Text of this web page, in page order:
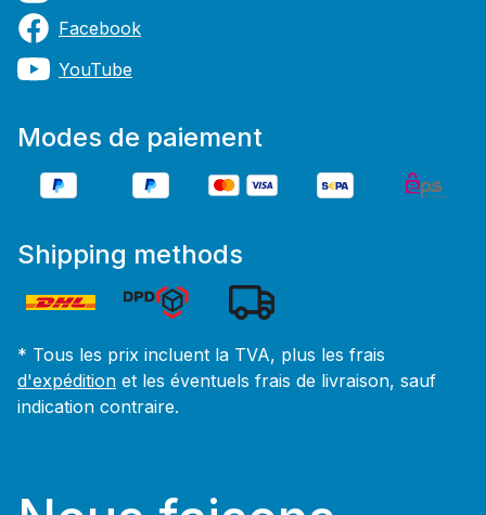
Facebook
YouTube
Modes de paiement
Shipping methods
* Tous les prix incluent la TVA, plus les frais
d'expédition et les éventuels frais de livraison, sauf
indication contraire.